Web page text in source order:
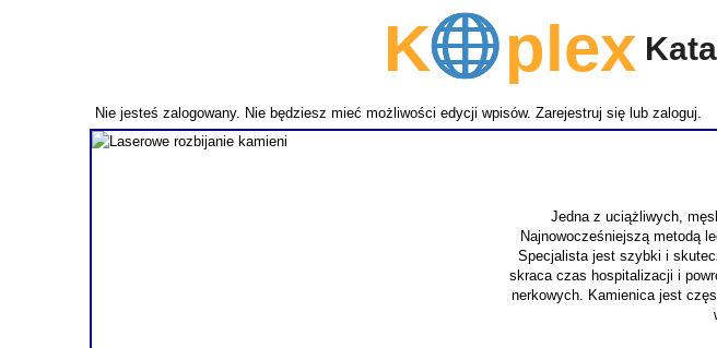
Kplex
Nie jesteś zalogowany. Nie będziesz mieć możliwości edycji wpisów. Zarejestruj się lub zaloguj.
Jedna z uciążliwych,
Najnowocześniejszą metodą
Specjalista jest szybki i
skraca czas hospitalizacji i
nerkowych. Kamienica jest